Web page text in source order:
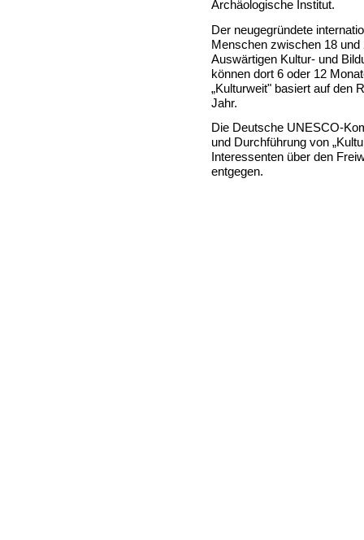
Archäologische Institut.
Der neugegründete
Menschen zwischen 18
Auswärtigen Kultur- und
können dort 6 oder 12
„Kulturweit" basiert auf den
Jahr.
Die Deutsche UNESCO-
und Durchführung von
Interessenten über den
entgegen.